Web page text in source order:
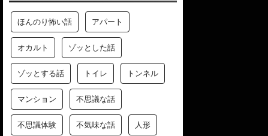
ほんのり怖い話 アパート
オカルト ゾッとした話
ゾッとする話 トイレ トンネル
マンション 不思議な話
不思議体験 不気味な話 人形